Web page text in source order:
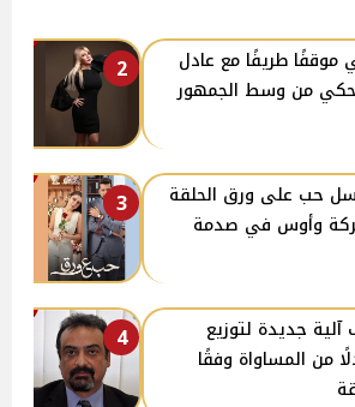
2
طريفًا مع عادل
من وسط الجمهور
3
حب على ورق الحلقة
4
جديدة لتوزيع
من المساواة وفقًا